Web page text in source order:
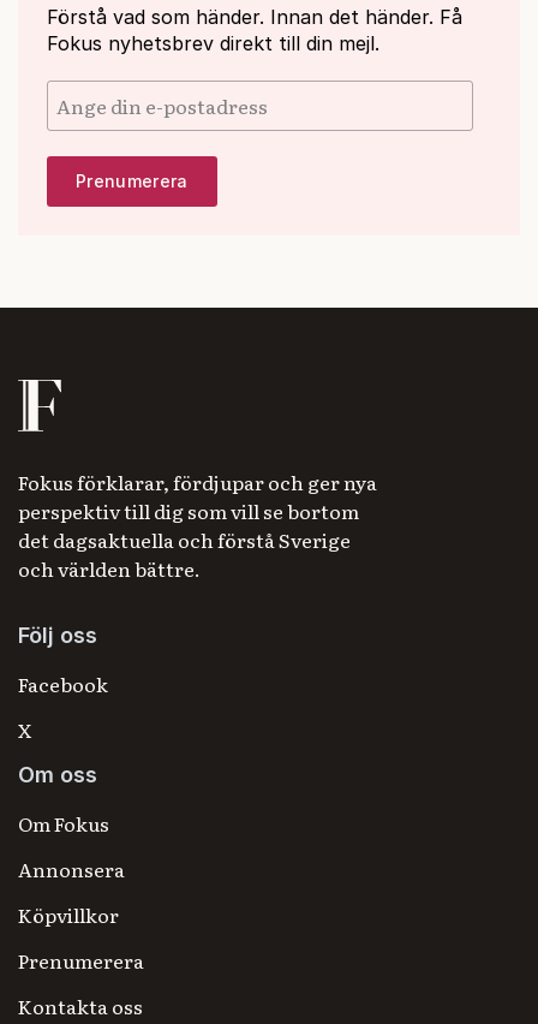
Förstå vad som händer. Innan det händer. Få
Fokus nyhetsbrev direkt till din mejl.
Fokus förklarar, fördjupar och ger nya
perspektiv till dig som vill se bortom
det dagsaktuella och förstå Sverige
och världen bättre.
Följ oss
Facebook
X
Om oss
Om Fokus
Annonsera
Köpvillkor
Prenumerera
Kontakta oss